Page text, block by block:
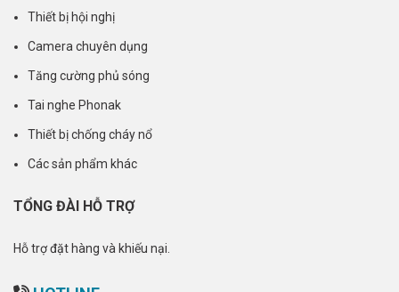
Thiết bị hội nghị
Camera chuyên dụng
Tăng cường phủ sóng
Tai nghe Phonak
Thiết bị chống cháy nổ
Các sản phẩm khác
TỔNG ĐÀI HỖ TRỢ
Hỗ trợ đặt hàng và khiếu nại.